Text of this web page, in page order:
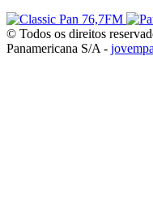
© Todos os direitos
Panamericana S/A -